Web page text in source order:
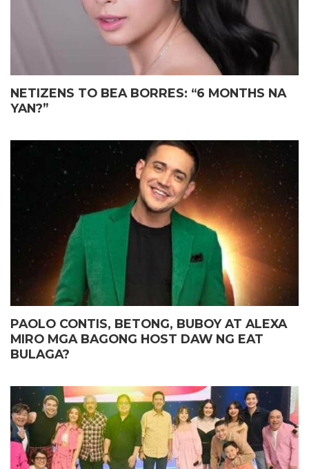
NETIZENS TO BEA BORRES: “6 MONTHS NA
YAN?”
PAOLO CONTIS, BETONG, BUBOY AT ALEXA
MIRO MGA BAGONG HOST DAW NG EAT
BULAGA?